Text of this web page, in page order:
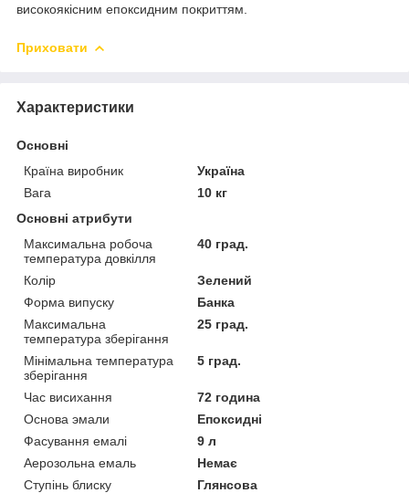
високоякісним епоксидним покриттям.
Приховати
Характеристики
Основні
Країна виробник
Україна
Вага
10 кг
Основні атрибути
Максимальна робоча
температура довкілля
40 град.
Колір
Зелений
Форма випуску
Банка
Максимальна
температура зберігання
25 град.
Мінімальна температура
зберігання
5 град.
Час висихання
72 година
Основа эмали
Епоксидні
Фасування емалі
9 л
Аерозольна емаль
Немає
Ступінь блиску
Глянсова